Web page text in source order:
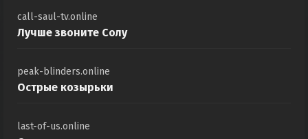
call-saul-tv.online
Лучше звоните Солу
peak-blinders.online
Острые козырьки
last-of-us.online